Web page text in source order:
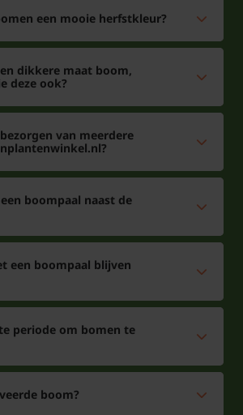
afzagen of snoeien. Denk er wel
palustris groeit vaak met een
uit in een halfopen kroon. Aan de
het mooi gladde blad. De
donkerrood in de herfst.
een mooie horizontale takstand.
snelgroeiende
grond staan?
palustris staat het liefste in
en stelt weinig eisen
Een natte bodem is niet erg
doorlatend is. De boom kan
staan.
een mooie herfstkleur?
dikkere maat boom,
deze ook?
van meerdere
boompaal naast de
een boompaal blijven
periode om bomen te
boom?